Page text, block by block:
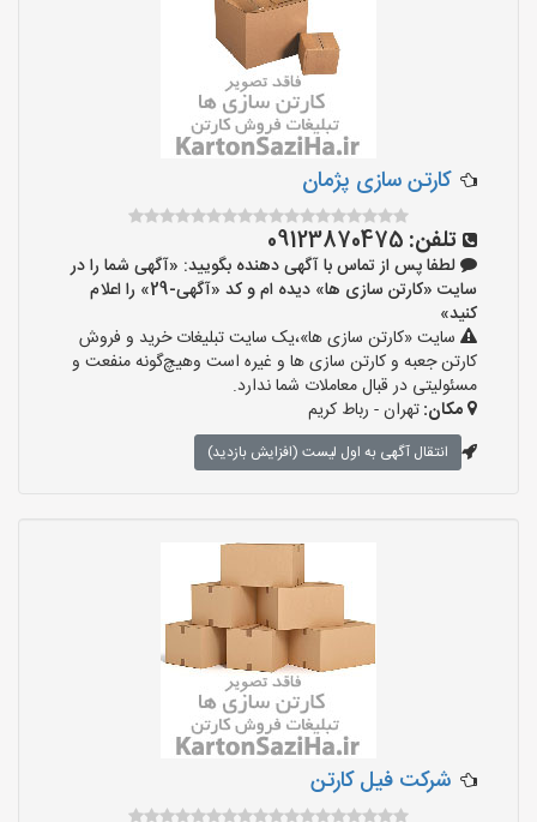
کارتن سازی پژمان
تلفن: 09123870475
لطفا پس از تماس با آگهی دهنده بگویید: «آگهی شما را در
سایت «کارتن سازی ها» دیده ام و کد «آگهی-29» را اعلام
کنید»
سایت «کارتن سازی ها»،یک سایت تبلیغات خرید و فروش
کارتن جعبه و کارتن سازی ها و غیره است وهیچ‌گونه منفعت و
مسئولیتی در قبال معاملات شما ندارد.
مکان:تهران - رباط کریم
انتقال آگهی به اول لیست (افزایش بازدید)
شرکت فیل کارتن